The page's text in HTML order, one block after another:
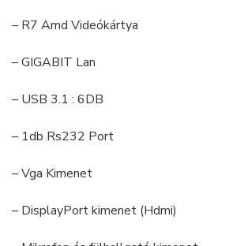
– R7 Amd Videókártya
– GIGABIT Lan
– USB 3.1 : 6DB
– 1db Rs232 Port
– Vga Kimenet
– DisplayPort kimenet (Hdmi)